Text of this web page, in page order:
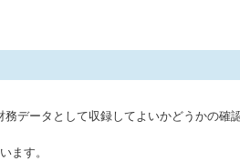
データとして収録してよいかどうかの確
ます。